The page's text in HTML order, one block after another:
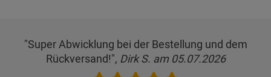
"Super Abwicklung bei der Bestellung und dem
Rückversand!", Dirk S. am 05.07.2026